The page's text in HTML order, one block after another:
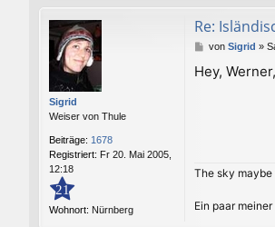
Sigrid
Weiser von Thule
Beiträge: 1678
Registriert: Fr 20. Mai 2005,
12:18
21
Wohnort: Nürnberg
Re:
B
i
von Sigrid »
Hey,
The sky maybe
Ein paar